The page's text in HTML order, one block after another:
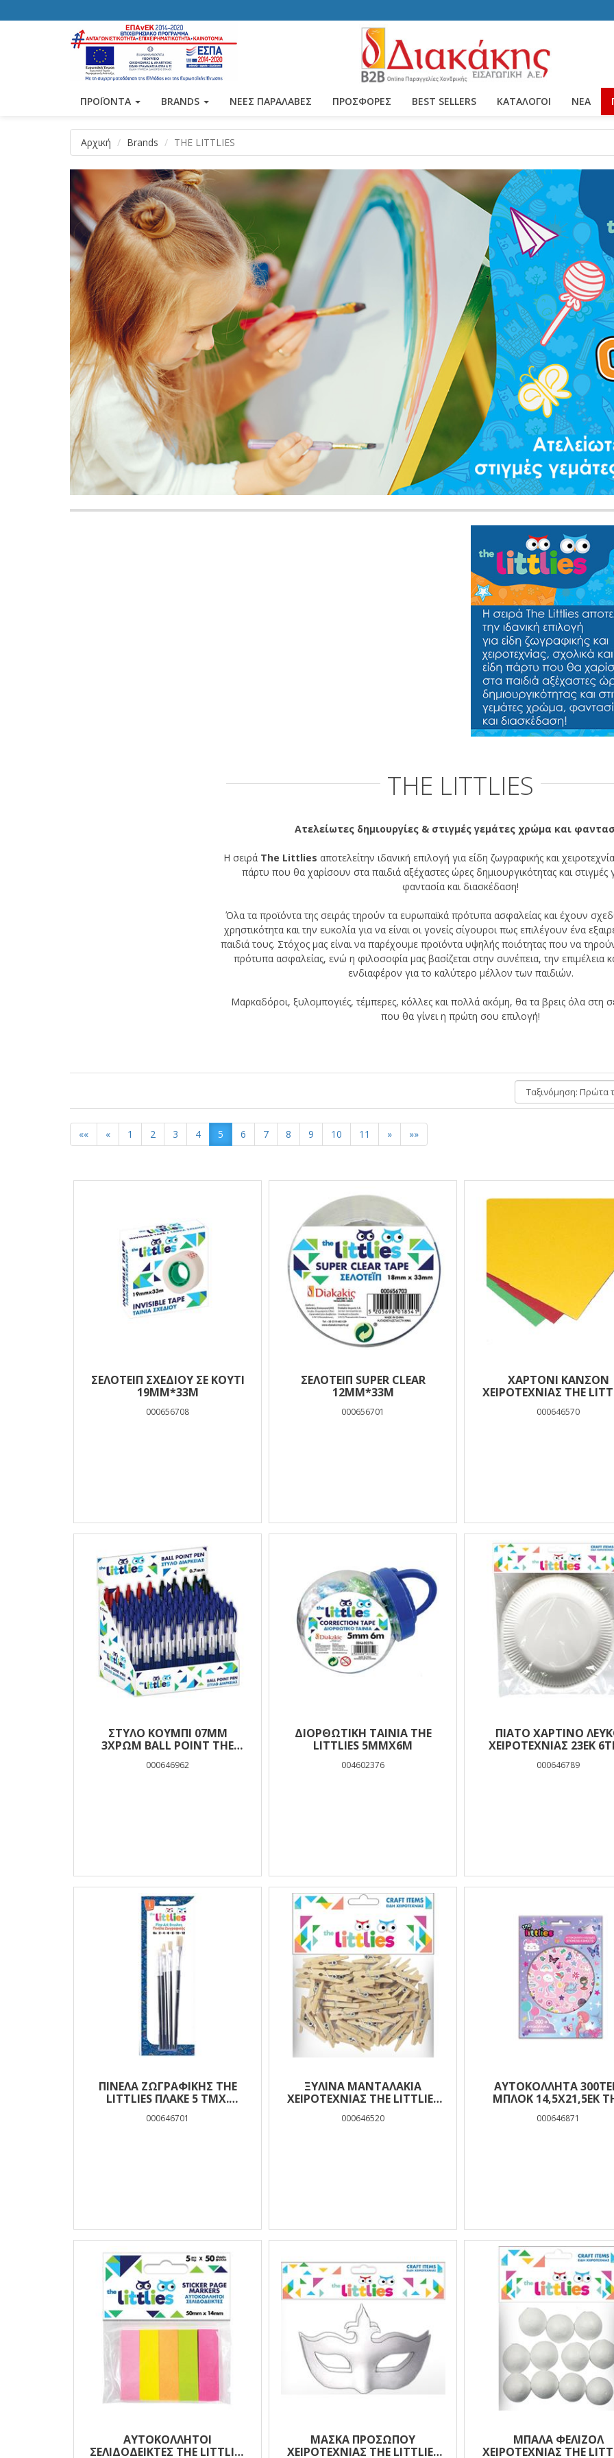
ΠΡΟΪΟΝΤΑ BRANDS ΝΕΕΣ ΠΑΡΑΛΑΒΕΣ ΠΡΟΣΦΟΡΕΣ BEST SELLERS ΚΑΤΆΛΟΓΟΙ ΝΈΑ
Αρχική Brands THE LITTLIES
THE LITTLIES
Ατελείωτες δημιουργίες & στιγμές γεμάτες χρώμα και
Η σειρά The Littlies αποτελείτην ιδανική επιλογή για είδη ζωγραφικής και
πάρτυ που θα χαρίσουν στα παιδιά αξέχαστες ώρες δημιουργικότητας και στιγμές
φαντασία και διασκέδαση!
Όλα τα προϊόντα της σειράς τηρούν τα ευρωπαϊκά πρότυπα ασφαλείας και έχουν
χρηστικότητα και την ευκολία για να είναι οι γονείς σίγουροι πως επιλέγουν ένα
παιδιά τους. Στόχος μας είναι να παρέχουμε προϊόντα υψηλής ποιότητας που να
πρότυπα ασφαλείας, ενώ η φιλοσοφία μας βασίζεται στην συνέπεια, την επιμέλεια
ενδιαφέρον για το καλύτερο μέλλον των παιδιών.
Μαρκαδόροι, ξυλομπογιές, τέμπερες, κόλλες και πολλά ακόμη, θα τα βρεις όλα στη
που θα γίνει η πρώτη σου επιλογή!
Ταξινόμηση:
«« « 1 2 3 4 5 6 7 8 9 10 11 » »»
Αποτελέσματα
ΣΕΛΟΤΕΙΠ ΣΧΕΔΙΟΥ ΣΕ ΚΟΥΤΙ
19MM*33M
000656708
ΣΕΛΟΤΕΙΠ SUPER CLEAR
12MM*33M
000656701
ΧΑΡΤΌΝΙ ΚΑΝΣΌΝ
ΧΕΙΡΟΤΕΧΝΊΑΣ THE
000646570
ΣΤΥΛΟ ΚΟΥΜΠΙ 07MM
3ΧΡΩΜ BALL POINT THE
000646962
ΔΙΟΡΘΩΤΙΚΉ ΤΑΙΝΊΑ THE
LITTLIES 5MMX6M
004602376
ΠΙΑΤΟ ΧΑΡΤΙΝΟ
ΧΕΙΡΟΤΕΧΝΙΑΣ 23ΕΚ
000646789
ΠΙΝΈΛΑ ΖΩΓΡΑΦΙΚΉΣ THE
LITTLIES ΠΛΑΚΈ 5 ΤΜΧ.
000646701
ΞΎΛΙΝΑ ΜΑΝΤΑΛΆΚΙΑ
ΧΕΙΡΟΤΕΧΝΊΑΣ THE LITTLIES
000646520
ΑΥΤΟΚΟΛΛΗΤΑ
ΜΠΛΟΚ 14,5Χ21,5ΕΚ
000646871
ΑΥΤΟΚΌΛΛΗΤΟΙ
ΣΕΛΙΔΟΔΕΊΚΤΕΣ THE LITTLIES
ΜΆΣΚΑ ΠΡΟΣΏΠΟΥ
ΧΕΙΡΟΤΕΧΝΊΑΣ THE LITTLIES
ΜΠΆΛΑ ΦΕΛΙΖΌΛ
ΧΕΙΡΟΤΕΧΝΊΑΣ THE